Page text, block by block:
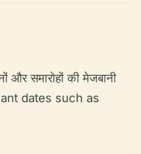
और समारोहों की मेजबानी
dates such as